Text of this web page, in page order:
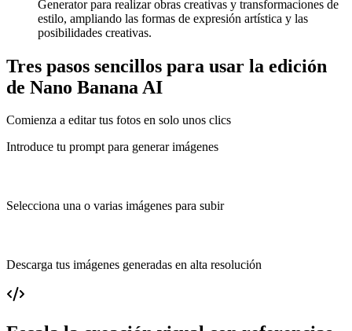
Generator para realizar obras creativas y transformaciones de
estilo, ampliando las formas de expresión artística y las
posibilidades creativas.
Tres pasos sencillos para usar la edición
de Nano Banana AI
Comienza a editar tus fotos en solo unos clics
Introduce tu prompt para generar imágenes
Selecciona una o varias imágenes para subir
Descarga tus imágenes generadas en alta resolución